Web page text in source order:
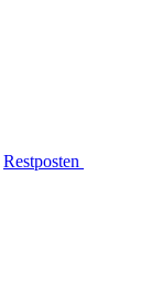
Restposten